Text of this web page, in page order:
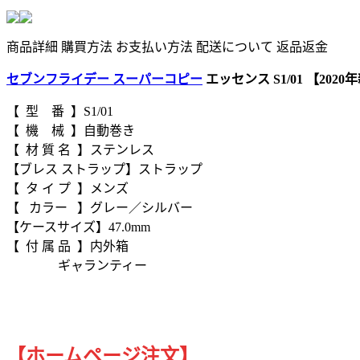
商品詳細 購買方法 お支払い方法 配送について 返品返金
セブンフライデー スーパーコピー エッセンス S1/01 【2020
【 型 番 】S1/01
【 機 械 】自動巻き
【 材 質 名 】ステンレス
【ブレス ストラップ】ストラップ
【 タ イ プ 】メンズ
【 カラー 】グレー／シルバー
【ケースサイズ】47.0mm
【 付 属 品 】内外箱
ギャランティー